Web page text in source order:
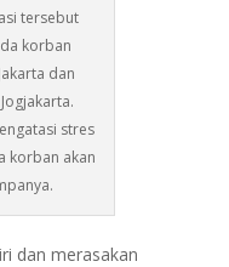
tersebut
korban
dan
stres
korban akan
dan merasakan